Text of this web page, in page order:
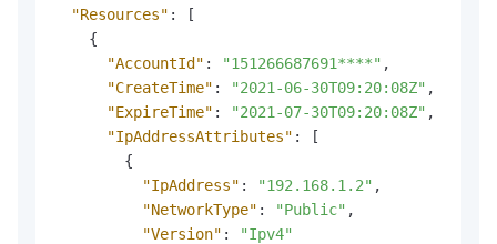
"Resources" :
[
{
"AccountId" : "151266687691****" ,
"CreateTime" : "2021-06-30T09:20:08Z" ,
"ExpireTime" : "2021-07-30T09:20:08Z" ,
"IpAddressAttributes" :
[
{
"IpAddress" : "192.168.1.2" ,
"NetworkType" : "Public" ,
"Version" :
"Ipv4"